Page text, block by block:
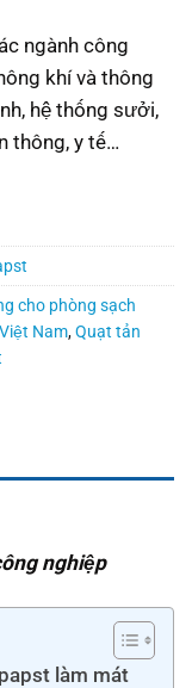
ngành công
khí và thông
hệ thống sưởi,
thông, y tế…
cho phòng sạch
Nam,Quạt tản
nghiệp
làm mát